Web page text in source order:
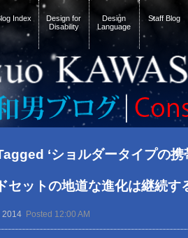
Index
Design for
Disability
Design
Language
Staff Blog
‘ショルダータイプの携
セットの地道な進化は継続す
Posted 12:00 AM